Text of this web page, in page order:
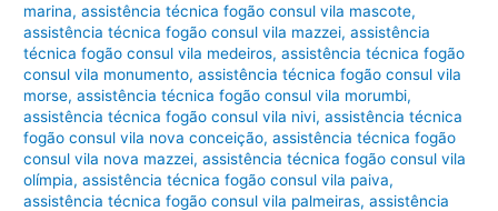
marina,assistência técnica fogão consul vila mascote,
assistência técnica fogão consul vila mazzei,assistência
técnica fogão consul vila medeiros,assistência técnica fogão
consul vila monumento,assistência técnica fogão consul vila
morse,assistência técnica fogão consul vila morumbi,
assistência técnica fogão consul vila nivi,assistência técnica
fogão consul vila nova conceição,assistência técnica fogão
consul vila nova mazzei,assistência técnica fogão consul vila
olímpia,assistência técnica fogão consul vila paiva,
assistência técnica fogão consul vila palmeiras,assistência